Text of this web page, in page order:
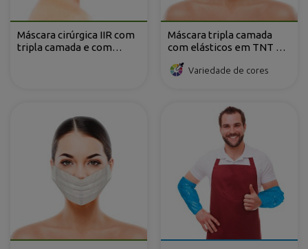
Máscara cirúrgica IIR com
tripla camada e com
Máscara tripla camada
com elásticos em TNT de
Variedade de cores